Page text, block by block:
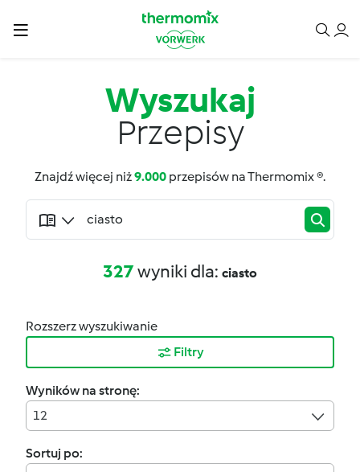
Wyszukaj
Przepisy
Znajdź więcej niż9.000 przepisów na Thermomix ®.
327wyniki dla: ciasto
Rozszerz wyszukiwanie
Filtry
Wyników na stronę:
12
Sortuj po: